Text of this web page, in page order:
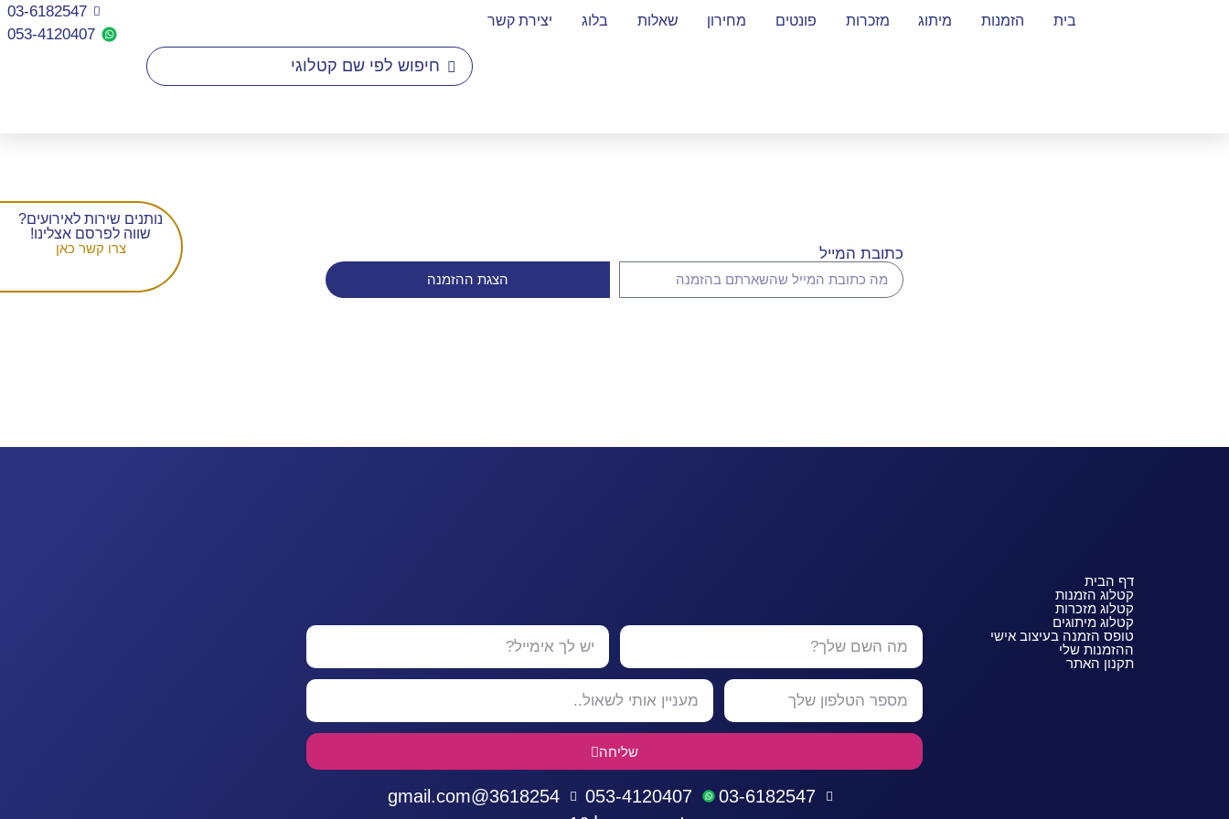
בית הזמנות מיתוג מזכרות פונטים מחירון שאלות בלוג יצירת קשר
03-6182547
053-4120407​
כתובת המייל
הצגת ההזמנה
דף הבית
קטלוג הזמנות
קטלוג מזכרות
קטלוג מיתוגים
טופס הזמנה בעיצוב אישי
ההזמנות שלי
תקנון האתר
שליחה
03-6182547
053-4120407
3618254@gmail.com
נותנים שירות לאירועים?
שווה לפרסם אצלינו!
צרו קשר כאן